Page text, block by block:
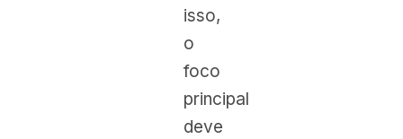
isso,
o
foco
principal
deve